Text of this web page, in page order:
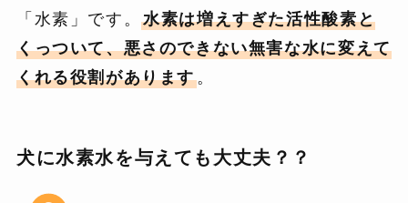
「水素」です。水素は増えすぎた活性酸素と
くっついて、悪さのできない無害な水に変えて
くれる役割があります。
犬に水素水を与えても大丈夫？？